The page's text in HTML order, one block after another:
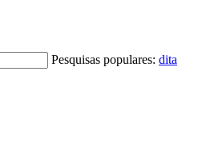
Pesquisas populares: dita